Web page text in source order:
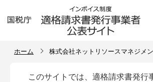
ホーム 株式会社ネットリソースマネジメ
このサイトでは、適格請求書発行